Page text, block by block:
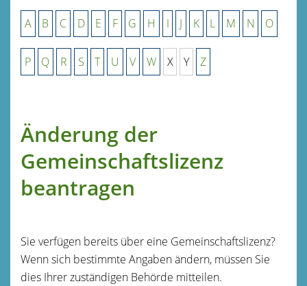
A B C D E F G H I J K L M N O
P Q R S T U V W X Y Z
Änderung der
Gemeinschaftslizenz
beantragen
Sie verfügen bereits über eine Gemeinschaftslizenz?
Wenn sich bestimmte Angaben ändern, müssen Sie
dies Ihrer zuständigen Behörde mitteilen.